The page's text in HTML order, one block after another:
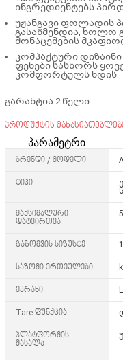
ინგრედიენტებს
უჟანგავი ფოლადის
გასაწმენდია, ხოლო
მონაცემების
კომპაქტური
ფეხები სასწორს
კომფორტულს ხდის.
გარანტია 2 წელი
პროდუქტის
პარამეტრი
ბრენდი / მოდელი
ტიპი
მაქსიმალური
დატვირთვა
გაზომვის სიზუსტე
საზომი ერთეულები
ეკრანი
Tare ფუნქცია
პლატფორმის
მასალა